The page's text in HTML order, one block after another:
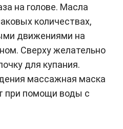
на голове. Масла
количествах,
движениями на
Сверху желательно
для купания.
массажная маска
при помощи воды с